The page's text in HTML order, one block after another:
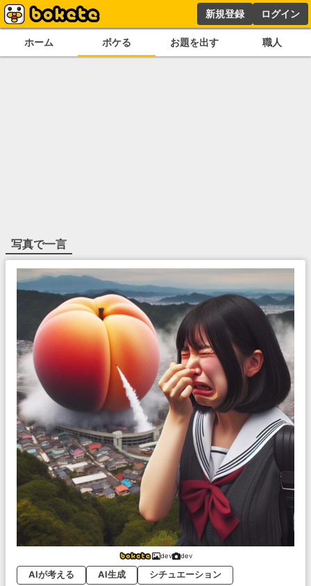
新規登録 ログイン
ホーム ボケる お題を出す 職人
写真で一言
dev dev
AIが考える AI生成 シチュエーション